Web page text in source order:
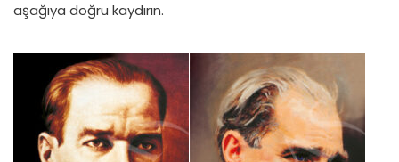
aşağıya doğru kaydırın.